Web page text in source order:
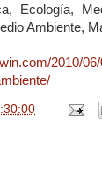
Ecología,
Ambiente,
2010/